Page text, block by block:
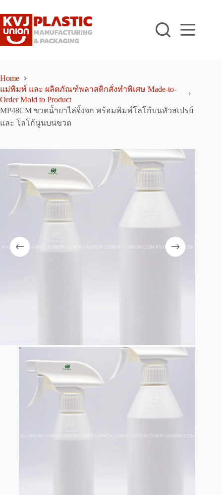
to
content
Home
แม่พิมพ์ และ ผลิตภัณฑ์พลาสติกสั่งทำพิเศษ Made-to-
Order Mold to Product
MP48CM ขวดน้ำยาไล่จิ้งจก พร้อมพิมพ์โลโก้บนหัวสเปรย์
และ โลโก้นูนบนขวด